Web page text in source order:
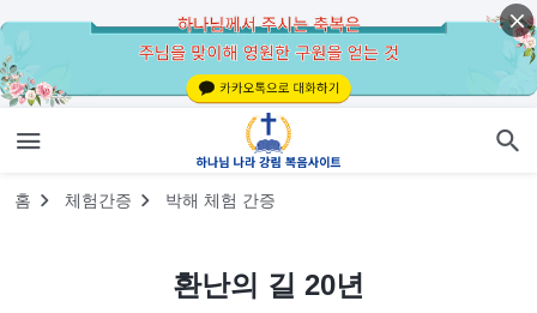
홈 체험간증 박해 체험 간증
환난의 길 20년